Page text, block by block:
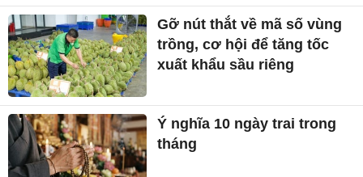
Gỡ nút thắt về mã số vùng
trồng, cơ hội để tăng tốc
xuất khẩu sầu riêng
Ý nghĩa 10 ngày trai trong
tháng